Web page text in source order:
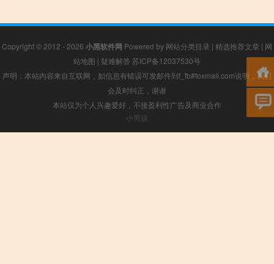
Copyright © 2012 - 2026 小黑软件网 Powered by 网站分类目录 | 精选推荐文章 | 网
站地图 | 疑难解答 苏ICP备12037530号
声明：本站内容来自互联网，如信息有错误可发邮件到f_fb#foxmail.com说明，我们
会及时纠正，谢谢
本站仅为个人兴趣爱好，不接盈利性广告及商业合作
小男孩